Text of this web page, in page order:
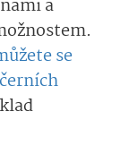
a
se